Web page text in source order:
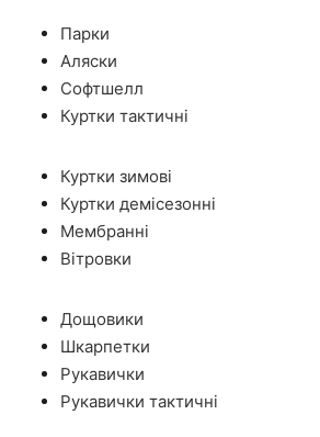
Парки
Аляски
Софтшелл
Куртки тактичні
Куртки зимові
Куртки демісезонні
Мембранні
Вітровки
Дощовики
Шкарпетки
Рукавички
Рукавички тактичні